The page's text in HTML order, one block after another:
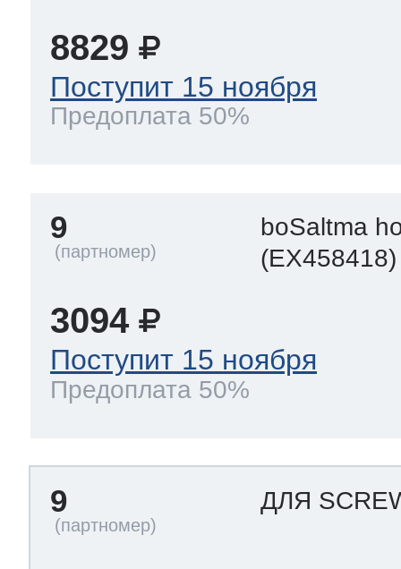
8829
Поступит 15 ноября
Предоплата 50%
9
boSaltma
(EX458418)
3094
Поступит 15 ноября
Предоплата 50%
9 ДЛЯ